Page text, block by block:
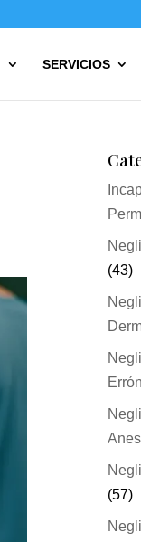
SERVICIOS
(43)
(57)